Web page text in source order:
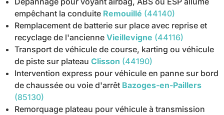
empêchant la conduite Remouillé (44140)
Remplacement de batterie sur place avec reprise et
recyclage de l'ancienne Vieillevigne (44116)
Transport de véhicule de course, karting ou véhicule
de piste sur plateau Clisson (44190)
Intervention express pour véhicule en panne sur bord
de chaussée ou voie d'arrêt Bazoges-en-Paillers
(85130)
Remorquage plateau pour véhicule à transmission